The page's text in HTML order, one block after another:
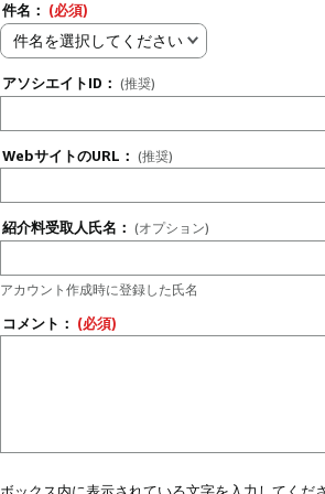
件名： (必須)
件名を選択してください
アソシエイトID： (推奨)
WebサイトのURL： (推奨)
紹介料受取人氏名： (オプション)
アカウント作成時に登録した氏名
コメント： (必須)